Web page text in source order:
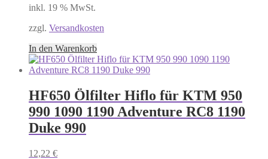
inkl. 19 % MwSt.
zzgl. Versandkosten
In den Warenkorb
HF650 Ölfilter Hiflo für KTM 950
990 1090 1190 Adventure RC8 1190
Duke 990
12,22 €